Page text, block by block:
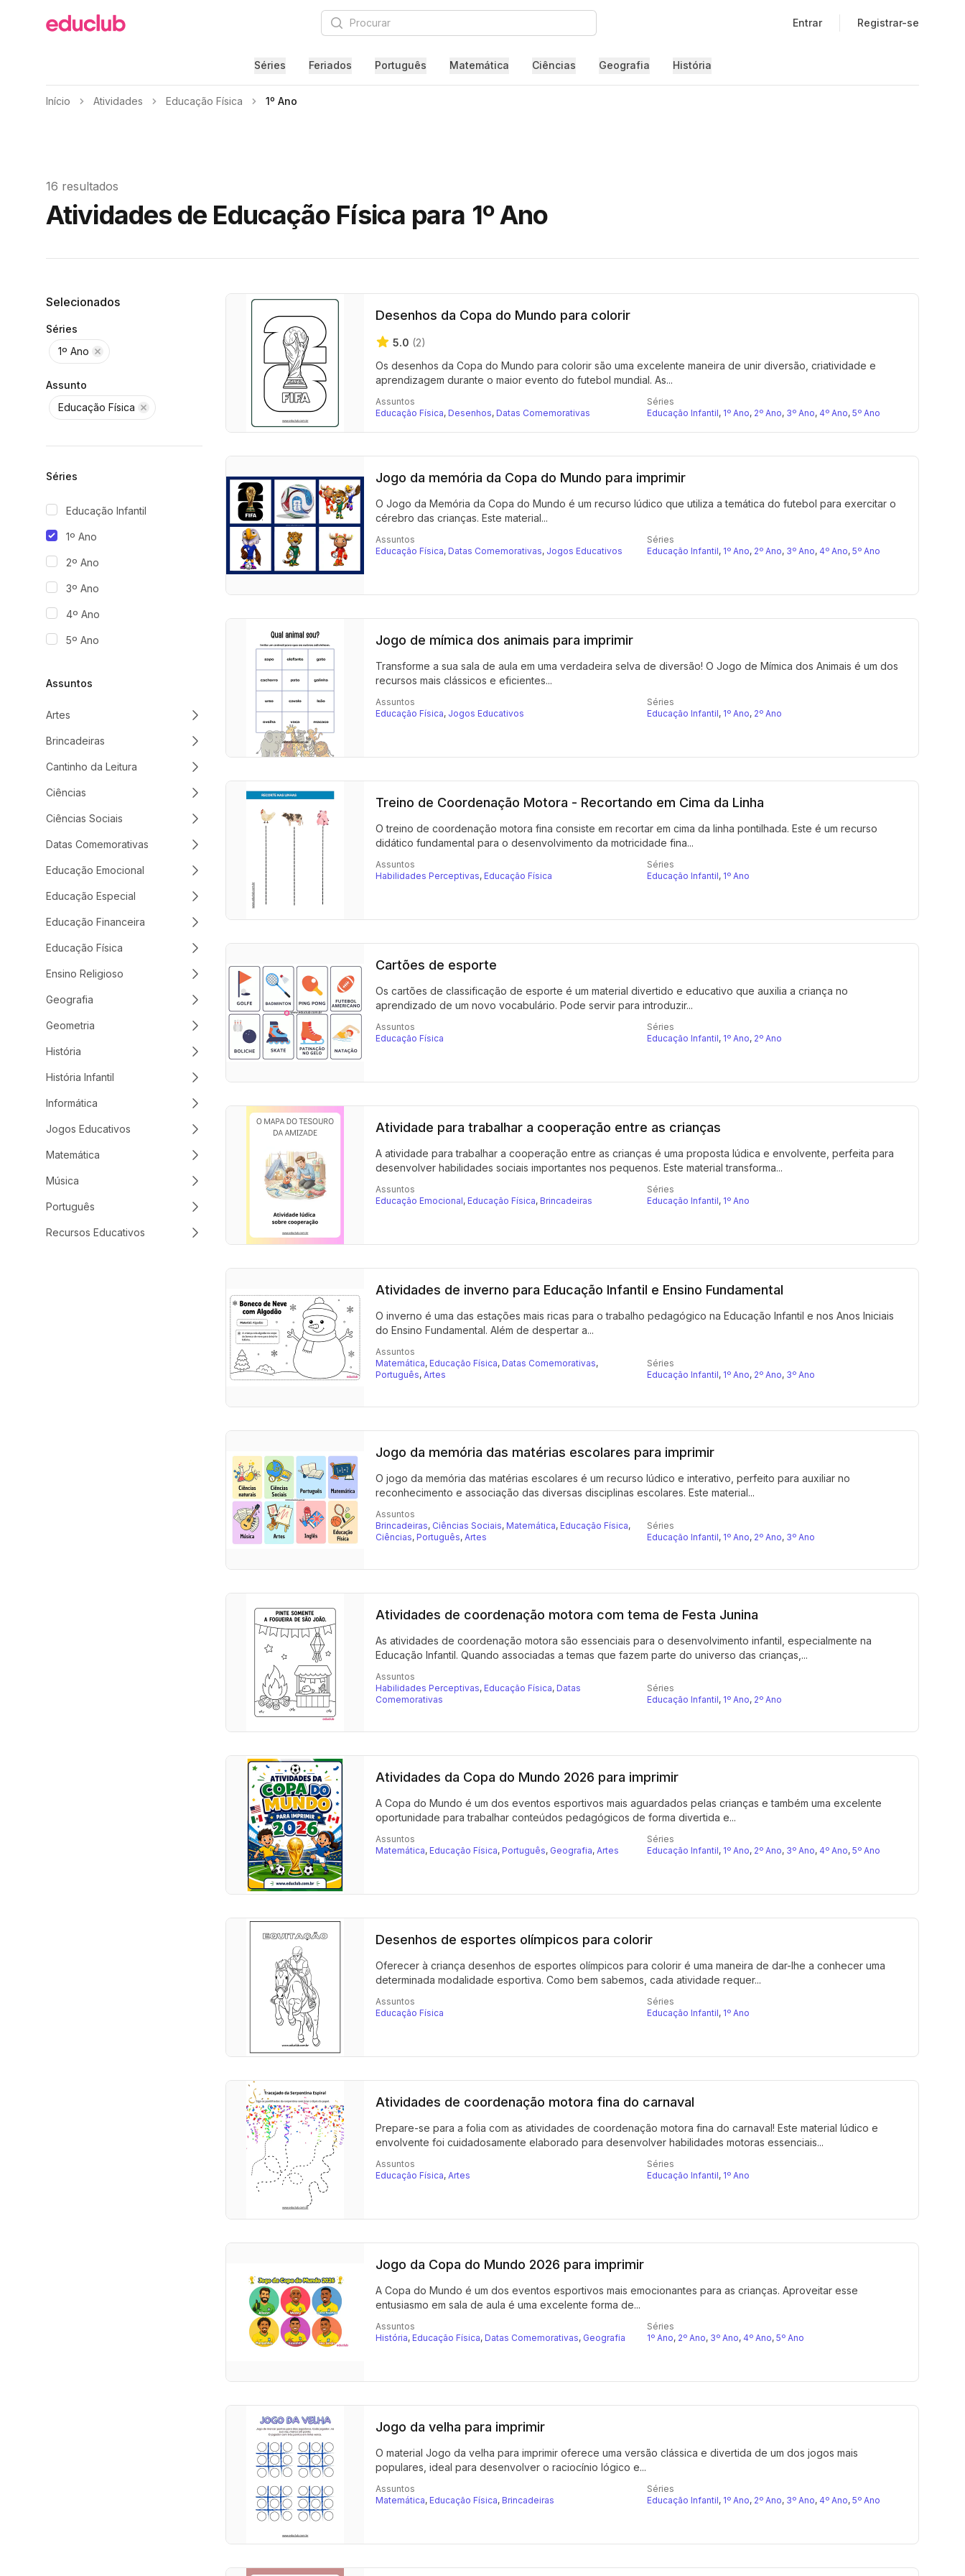
Educlub Procurar Entrar Registrar-se
Séries Feriados Português Matemática Ciências Geografia História
Início Atividades Educação Física 1º Ano
16 resultados
Atividades de Educação Física para 1º Ano
Filtros
Selecionados
Séries
1º Ano
Assunto
Educação Física
Séries
Educação Infantil
1º Ano
2º Ano
3º Ano
4º Ano
5º Ano
Assuntos
Artes
Brincadeiras
Cantinho da Leitura
Ciências
Ciências Sociais
Datas Comemorativas
Educação Emocional
Educação Especial
Educação Financeira
Educação Física
Ensino Religioso
Geografia
Geometria
História
História Infantil
Informática
Jogos Educativos
Matemática
Música
Português
Recursos Educativos
Desenhos da Copa do Mundo para colorir
5.0 (2)
Os desenhos da Copa do Mundo para colorir são uma excelente maneira de unir diversão, criatividade e
aprendizagem durante o maior evento do futebol mundial. As...
Assuntos
Educação Física, Desenhos, Datas Comemorativas
Séries
Educação Infantil, 1º Ano, 2º Ano, 3º Ano, 4º Ano, 5º Ano
Jogo da memória da Copa do Mundo para imprimir
O Jogo da Memória da Copa do Mundo é um recurso lúdico que utiliza a temática do futebol para exercitar o
cérebro das crianças. Este material...
Assuntos
Educação Física, Datas Comemorativas, Jogos Educativos
Séries
Educação Infantil, 1º Ano, 2º Ano, 3º Ano, 4º Ano, 5º Ano
Jogo de mímica dos animais para imprimir
Transforme a sua sala de aula em uma verdadeira selva de diversão! O Jogo de Mímica dos Animais é um dos
recursos mais clássicos e eficientes...
Assuntos
Educação Física, Jogos Educativos
Séries
Educação Infantil, 1º Ano, 2º Ano
Treino de Coordenação Motora - Recortando em Cima da Linha
O treino de coordenação motora fina consiste em recortar em cima da linha pontilhada. Este é um recurso
didático fundamental para o desenvolvimento da motricidade fina...
Assuntos
Habilidades Perceptivas, Educação Física
Séries
Educação Infantil, 1º Ano
Cartões de esporte
Os cartões de classificação de esporte é um material divertido e educativo que auxilia a criança no
aprendizado de um novo vocabulário. Pode servir para introduzir...
Assuntos
Educação Física
Séries
Educação Infantil, 1º Ano, 2º Ano
Atividade para trabalhar a cooperação entre as crianças
A atividade para trabalhar a cooperação entre as crianças é uma proposta lúdica e envolvente, perfeita para
desenvolver habilidades sociais importantes nos pequenos. Este material transforma...
Assuntos
Educação Emocional, Educação Física, Brincadeiras
Séries
Educação Infantil, 1º Ano
Atividades de inverno para Educação Infantil e Ensino Fundamental
O inverno é uma das estações mais ricas para o trabalho pedagógico na Educação Infantil e nos Anos Iniciais
do Ensino Fundamental. Além de despertar a...
Assuntos
Matemática, Educação Física, Datas Comemorativas,
Português, Artes
Séries
Educação Infantil, 1º Ano, 2º Ano, 3º Ano
Jogo da memória das matérias escolares para imprimir
O jogo da memória das matérias escolares é um recurso lúdico e interativo, perfeito para auxiliar no
reconhecimento e associação das diversas disciplinas escolares. Este material...
Assuntos
Brincadeiras, Ciências Sociais, Matemática, Educação Física,
Ciências, Português, Artes
Séries
Educação Infantil, 1º Ano, 2º Ano, 3º Ano
Atividades de coordenação motora com tema de Festa Junina
As atividades de coordenação motora são essenciais para o desenvolvimento infantil, especialmente na
Educação Infantil. Quando associadas a temas que fazem parte do universo das crianças,...
Assuntos
Habilidades Perceptivas, Educação Física, Datas
Comemorativas
Séries
Educação Infantil, 1º Ano, 2º Ano
Atividades da Copa do Mundo 2026 para imprimir
A Copa do Mundo é um dos eventos esportivos mais aguardados pelas crianças e também uma excelente
oportunidade para trabalhar conteúdos pedagógicos de forma divertida e...
Assuntos
Matemática, Educação Física, Português, Geografia, Artes
Séries
Educação Infantil, 1º Ano, 2º Ano, 3º Ano, 4º Ano, 5º Ano
Desenhos de esportes olímpicos para colorir
Oferecer à criança desenhos de esportes olímpicos para colorir é uma maneira de dar-lhe a conhecer uma
determinada modalidade esportiva. Como bem sabemos, cada atividade requer...
Assuntos
Educação Física
Séries
Educação Infantil, 1º Ano
Atividades de coordenação motora fina do carnaval
Prepare-se para a folia com as atividades de coordenação motora fina do carnaval! Este material lúdico e
envolvente foi cuidadosamente elaborado para desenvolver habilidades motoras essenciais...
Assuntos
Educação Física, Artes
Séries
Educação Infantil, 1º Ano
Jogo da Copa do Mundo 2026 para imprimir
A Copa do Mundo é um dos eventos esportivos mais emocionantes para as crianças. Aproveitar esse
entusiasmo em sala de aula é uma excelente forma de...
Assuntos
História, Educação Física, Datas Comemorativas, Geografia
Séries
1º Ano, 2º Ano, 3º Ano, 4º Ano, 5º Ano
Jogo da velha para imprimir
O material Jogo da velha para imprimir oferece uma versão clássica e divertida de um dos jogos mais
populares, ideal para desenvolver o raciocínio lógico e...
Assuntos
Matemática, Educação Física, Brincadeiras
Séries
Educação Infantil, 1º Ano, 2º Ano, 3º Ano, 4º Ano, 5º Ano